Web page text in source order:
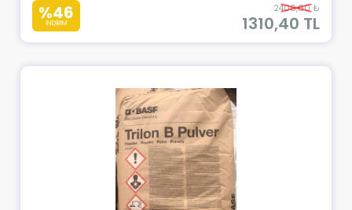
%46
İNDİRİM
2406,60 ₺
1310,40 TL